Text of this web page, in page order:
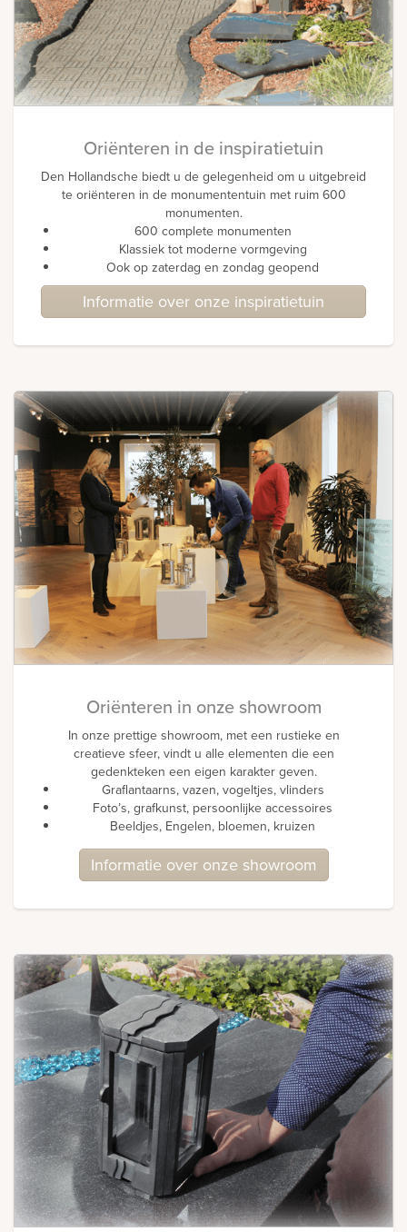
Oriënteren in de inspiratietuin
Den Hollandsche biedt u de gelegenheid om u uitgebreid
te oriënteren in de monumententuin met ruim 600
monumenten.
600 complete monumenten
Klassiek tot moderne vormgeving
Ook op zaterdag en zondag geopend
Informatie over onze inspiratietuin
Oriënteren in onze showroom
In onze prettige showroom, met een rustieke en
creatieve sfeer, vindt u alle elementen die een
gedenkteken een eigen karakter geven.
Graflantaarns, vazen, vogeltjes, vlinders
Foto’s, grafkunst, persoonlijke accessoires
Beeldjes, Engelen, bloemen, kruizen
Informatie over onze showroom